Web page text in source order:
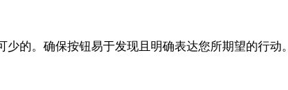
少的。确保按钮易于发现且明确表达您所期望的行动。